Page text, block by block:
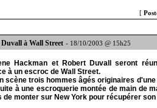
[
à Wall Street - 18/10/2003 @ 15h25
Hackman et Robert Duvall seront
à un escroc de Wall Street.
scène trois hommes âgés originaires
à une escroquerie montée de main de
de monter sur New York pour récupérer son